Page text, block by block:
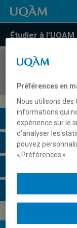
Étudier à l'UQAM
COURS//
Description du
Horaire - Été
Préférences en
Nous utilisons
informations qui
expérience sur le
d’analyser les
pouvez
« Préférences ».